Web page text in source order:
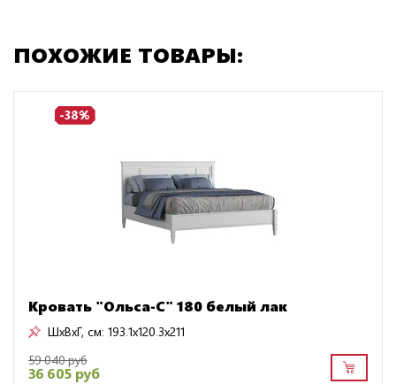
ПОХОЖИЕ ТОВАРЫ:
-38%
Кровать "Ольса-С" 180 белый лак
ШxВxГ, см: 193.1x120.3x211
59 040 руб
36 605 руб